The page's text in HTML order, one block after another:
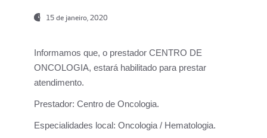
15 de janeiro, 2020
Informamos que, o prestador CENTRO DE
ONCOLOGIA, estará habilitado para prestar
atendimento.
Prestador: Centro de Oncologia.
Especialidades local: Oncologia / Hematologia.